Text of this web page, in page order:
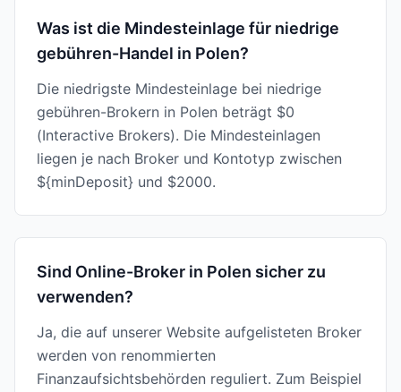
Was ist die Mindesteinlage für niedrige
gebühren-Handel in Polen?
Die niedrigste Mindesteinlage bei niedrige
gebühren-Brokern in Polen beträgt $0
(Interactive Brokers). Die Mindesteinlagen
liegen je nach Broker und Kontotyp zwischen
${minDeposit} und $2000.
Sind Online-Broker in Polen sicher zu
verwenden?
Ja, die auf unserer Website aufgelisteten Broker
werden von renommierten
Finanzaufsichtsbehörden reguliert. Zum Beispiel